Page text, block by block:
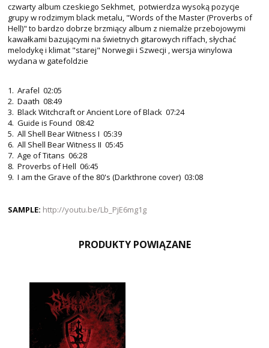
czwarty album czeskiego Sekhmet, potwierdza wysoką pozycje
grupy w rodzimym black metalu, "Words of the Master (Proverbs of
Hell)" to bardzo dobrze brzmiący album z niemalże przebojowymi
kawałkami bazującymi na świetnych gitarowych riffach, słychać
melodykę i klimat "starej" Norwegii i Szwecji , wersja winylowa
wydana w gatefoldzie
1. Arafel 02:05
2. Daath 08:49
3. Black Witchcraft or Ancient Lore of Black 07:24
4. Guide is Found 08:42
5. All Shell Bear Witness I 05:39
6. All Shell Bear Witness II 05:45
7. Age of Titans 06:28
8. Proverbs of Hell 06:45
9. I am the Grave of the 80's (Darkthrone cover) 03:08
SAMPLE: http://youtu.be/Lb_PjE6mg1g
PRODUKTY POWIĄZANE